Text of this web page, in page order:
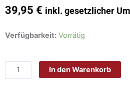
39,95 € inkl. gesetzlicher
Verfügbarkeit: Vorrätig
Black
RFID
In den Warenkorb